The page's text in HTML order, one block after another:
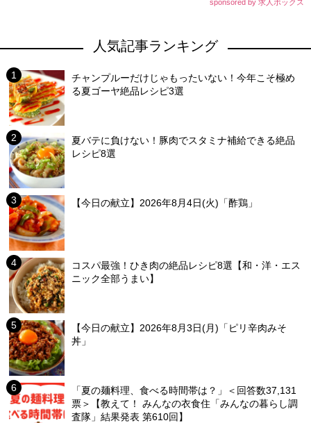
sponsored by 求人ボックス
人気記事ランキング
チャンプルーだけじゃもったいない！今年こそ極め
る夏ゴーヤ絶品レシピ3選
夏バテに負けない！豚肉でスタミナ補給できる絶品
レシピ8選
【今日の献立】2026年8月4日(火)「酢鶏」
コスパ最強！ひき肉の絶品レシピ8選【和・洋・エス
ニック全部うまい】
【今日の献立】2026年8月3日(月)「ピリ辛肉みそ
丼」
「夏の麺料理、食べる時間帯は？」＜回答数37,131
票＞【教えて！ みんなの衣食住「みんなの暮らし調
査隊」結果発表 第610回】